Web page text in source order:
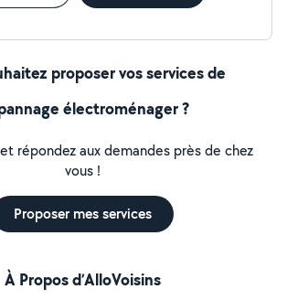
proposer vos services de
électroménager ?
répondez aux demandes près de chez
vous !
Proposer mes services
À Propos d’AlloVoisins